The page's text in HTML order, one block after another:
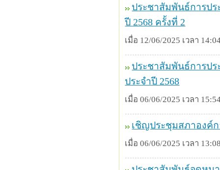
ประชาสัมพันธ์การป
ปี 2568 ครั้งที่ 2
เมื่อ 12/06/2025 เวลา
ประชาสัมพันธ์การป
ประจำปี 2568
เมื่อ 06/06/2025 เวลา
เชิญประชุมสภาองค์
เมื่อ 06/06/2025 เวลา